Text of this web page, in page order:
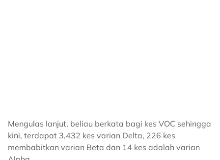
Mengulas lanjut, beliau berkata bagi kes VOC sehingga
kini, terdapat 3,432 kes varian Delta, 226 kes
membabitkan varian Beta dan 14 kes adalah varian